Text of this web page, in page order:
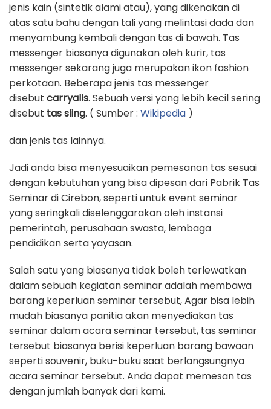
jenis kain (sintetik alami atau), yang dikenakan di
atas satu bahu dengan tali yang melintasi dada dan
menyambung kembali dengan tas di bawah. Tas
messenger biasanya digunakan oleh kurir, tas
messenger sekarang juga merupakan ikon fashion
perkotaan. Beberapa jenis tas messenger
disebut carryalls. Sebuah versi yang lebih kecil sering
disebut tas sling. ( Sumber : Wikipedia )
dan jenis tas lainnya.
Jadi anda bisa menyesuaikan pemesanan tas sesuai
dengan kebutuhan yang bisa dipesan dari Pabrik Tas
Seminar di Cirebon, seperti untuk event seminar
yang seringkali diselenggarakan oleh instansi
pemerintah, perusahaan swasta, lembaga
pendidikan serta yayasan.
Salah satu yang biasanya tidak boleh terlewatkan
dalam sebuah kegiatan seminar adalah membawa
barang keperluan seminar tersebut, Agar bisa lebih
mudah biasanya panitia akan menyediakan tas
seminar dalam acara seminar tersebut, tas seminar
tersebut biasanya berisi keperluan barang bawaan
seperti souvenir, buku-buku saat berlangsungnya
acara seminar tersebut. Anda dapat memesan tas
dengan jumlah banyak dari kami.